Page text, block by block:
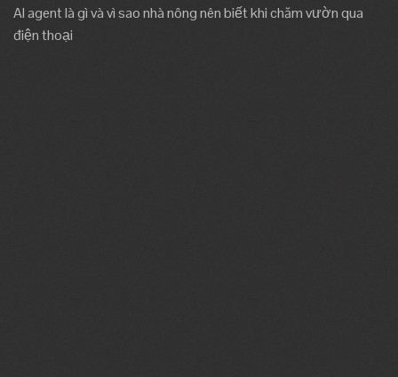
AI agent là gì và vì sao nhà nông nên biết khi chăm vườn qua
điện thoại